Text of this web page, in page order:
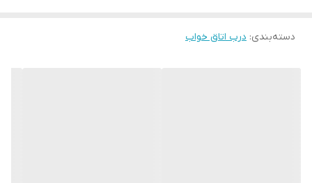
دسته‌بندی: درب اتاق خواب